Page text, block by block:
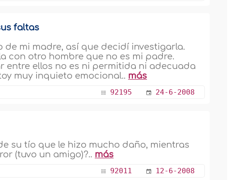
faltas
mi madre, así que decidí investigarla.
con otro hombre que no es mi padre.
entre ellos no es ni permitida ni adecuada
muy inquieto emocional.. más
92195 24-6-2008
su tío que le hizo mucho daño, mientras
(tuvo un amigo)?.. más
92011 12-6-2008